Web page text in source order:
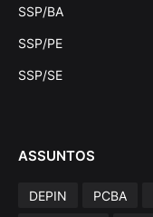
SSP/BA
SSP/PE
SSP/SE
ASSUNTOS
DEPIN PCBA